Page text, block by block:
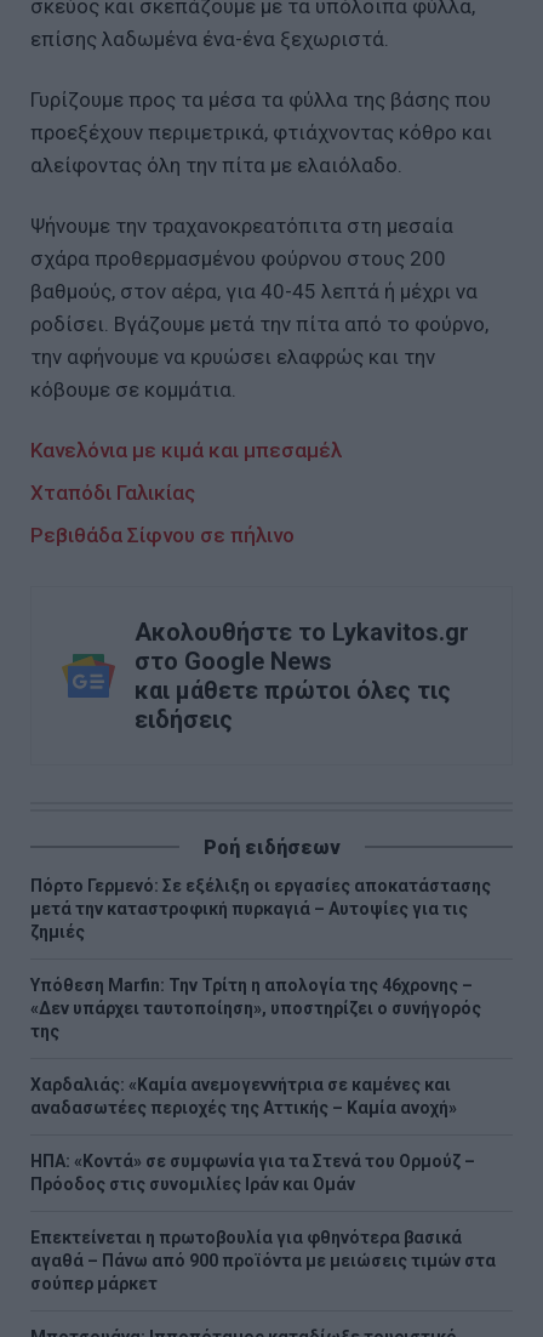
σκεύος και σκεπάζουμε με τα υπόλοιπα φύλλα,
επίσης λαδωμένα ένα-ένα ξεχωριστά.
Γυρίζουμε προς τα μέσα τα φύλλα της βάσης που
προεξέχουν περιμετρικά, φτιάχνοντας κόθρο και
αλείφοντας όλη την πίτα με ελαιόλαδο.
Ψήνουμε την τραχανοκρεατόπιτα στη μεσαία
σχάρα προθερμασμένου φούρνου στους 200
βαθμούς, στον αέρα, για 40-45 λεπτά ή μέχρι να
ροδίσει. Βγάζουμε μετά την πίτα από το φούρνο,
την αφήνουμε να κρυώσει ελαφρώς και την
κόβουμε σε κομμάτια.
Κανελόνια με κιμά και μπεσαμέλ
Χταπόδι Γαλικίας
Pεβιθάδα Σίφνου σε πήλινο
Ακολουθήστε το Lykavitos.gr
στο Google News
και μάθετε πρώτοι όλες τις
ειδήσεις
Ροή ειδήσεων
Πόρτο Γερμενό: Σε εξέλιξη οι εργασίες αποκατάστασης
μετά την καταστροφική πυρκαγιά – Αυτοψίες για τις
ζημιές
Υπόθεση Marfin: Την Τρίτη η απολογία της 46χρονης –
«Δεν υπάρχει ταυτοποίηση», υποστηρίζει ο συνήγορός
της
Χαρδαλιάς: «Καμία ανεμογεννήτρια σε καμένες και
αναδασωτέες περιοχές της Αττικής – Καμία ανοχή»
ΗΠΑ: «Κοντά» σε συμφωνία για τα Στενά του Ορμούζ –
Πρόοδος στις συνομιλίες Ιράν και Ομάν
Επεκτείνεται η πρωτοβουλία για φθηνότερα βασικά
αγαθά – Πάνω από 900 προϊόντα με μειώσεις τιμών στα
σούπερ μάρκετ